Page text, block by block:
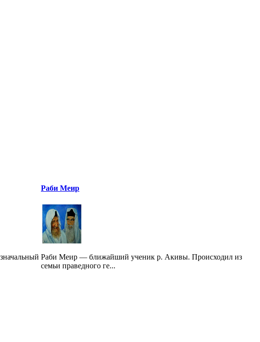
Раби Меир
Раби Меир — ближайший ученик р. Акивы. Происходил из
семьи праведного ге...